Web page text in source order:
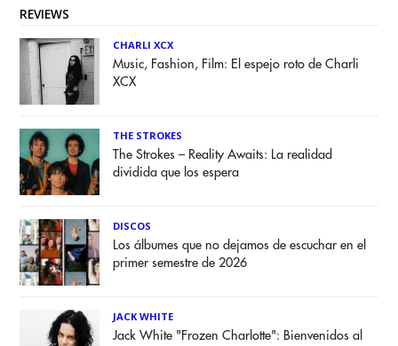
REVIEWS
CHARLI XCX
Music, Fashion, Film: El espejo roto de Charli
XCX
THE STROKES
The Strokes – Reality Awaits: La realidad
dividida que los espera
DISCOS
Los álbumes que no dejamos de escuchar en el
primer semestre de 2026
JACK WHITE
Jack White "Frozen Charlotte": Bienvenidos al